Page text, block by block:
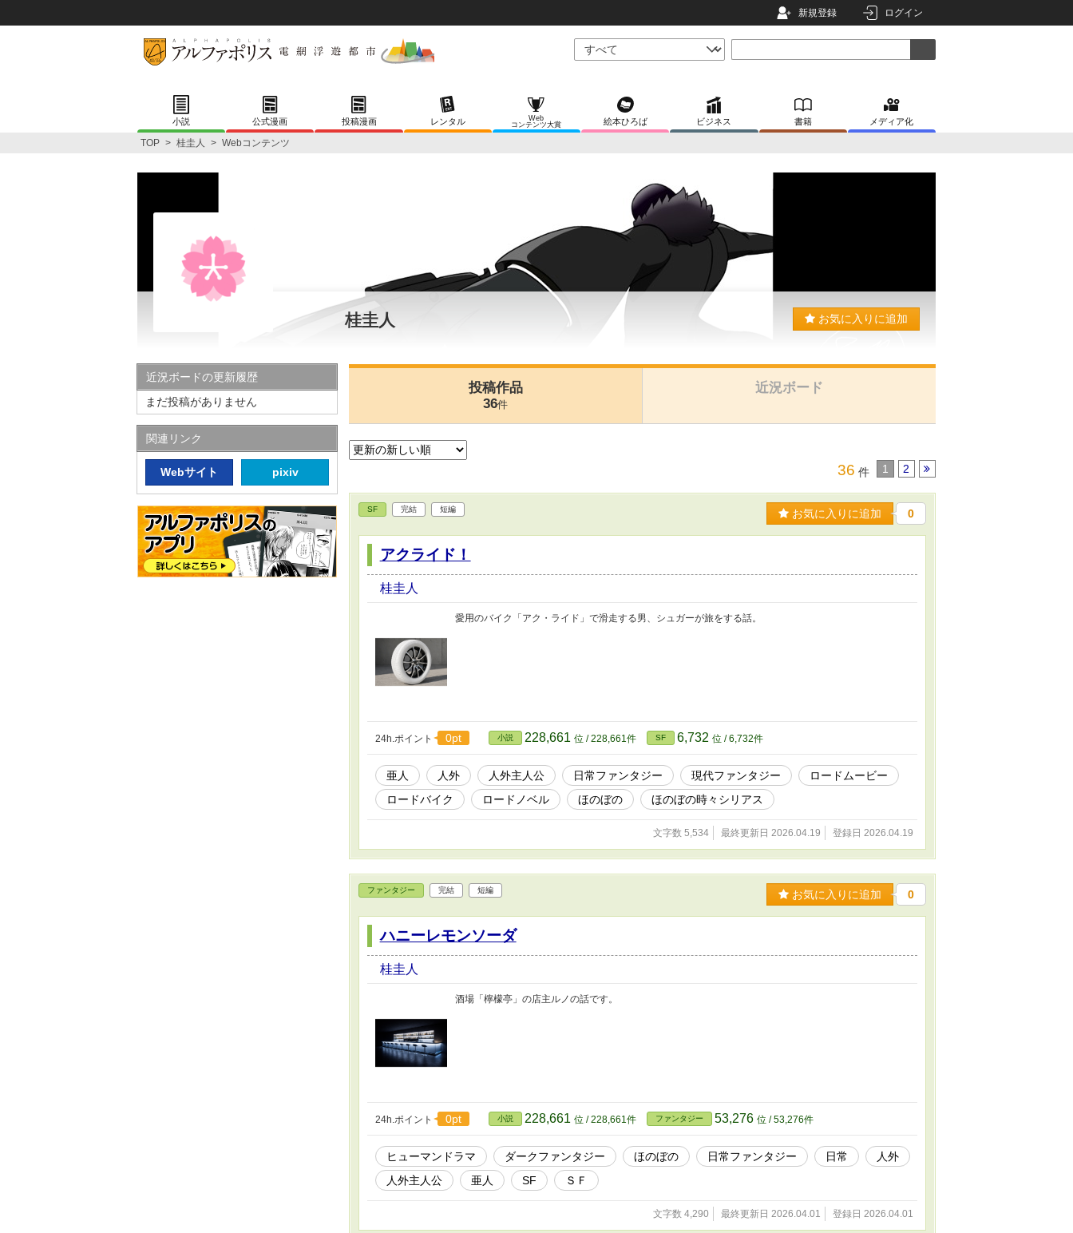
新規登録 ログイン
小説 公式漫画 投稿漫画 レンタル
Web
コンテンツ大賞
絵本ひろば ビジネス 書籍 メディア化
TOP > 桂圭人 > Webコンテンツ
桂圭人 お気に入りに追加
投稿作品
36件
近況ボード
36 件 1 2
SF 完結 短編 お気に入りに追加 0
アクライド！
桂圭人
愛用のバイク「アク・ライド」で滑走する男、シュガーが旅をする話。
24h.ポイント 0pt 小説 228,661 位 / 228,661件 SF 6,732 位 / 6,732件
亜人 人外 人外主人公 日常ファンタジー 現代ファンタジー
ロードムービー
ロードバイク
ロードノベル ほのぼの ほのぼの時々シリアス
文字数 5,534 最終更新日 2026.04.19 登録日 2026.04.19
ファンタジー 完結 短編 お気に入りに追加 0
ハニーレモンソーダ
桂圭人
酒場「檸檬亭」の店主ルノの話です。
24h.ポイント 0pt 小説 228,661 位 / 228,661件 ファンタジー 53,276 位 / 53,276件
ヒューマンドラマ ダークファンタジー ほのぼの 日常ファンタジー 日常
人外
人外主人公
亜人 SF ＳＦ
文字数 4,290 最終更新日 2026.04.01 登録日 2026.04.01
近況ボードの更新履歴
まだ投稿がありません
関連リンク
Webサイト pixiv